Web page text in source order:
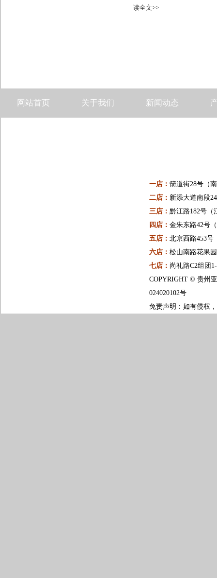
读全文>>
网站首页 关于我们 新闻动态
一店： 箭道街28号（
二店： 新添大道南段
三店： 黔江路182号（
四店： 金朱东路42号
五店： 北京西路453号
六店： 松山南路花果
七店： 尚礼路C2组团
COPYRIGHT © 贵州
024020102号
免责声明：如有侵权